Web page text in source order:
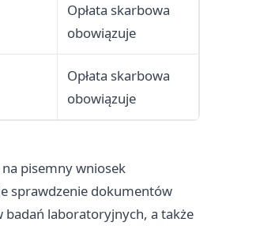
Opłata skarbowa
obowiązuje
Opłata skarbowa
obowiązuje
pisemny wniosek
sprawdzenie dokumentów
laboratoryjnych, a także